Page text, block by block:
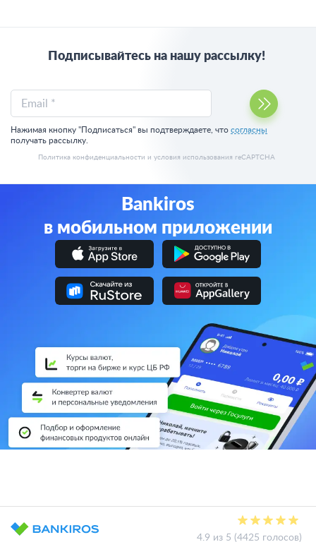
Подписывайтесь на нашу рассылку!
Email *
Нажимая кнопку "Подписаться" вы подтверждаете, что согласны
получать рассылку.
Политика конфиденциальности и условия использования reCAPTCHA
Bankiros
в мобильном приложении
4.9 из 5 (4425 голосов)